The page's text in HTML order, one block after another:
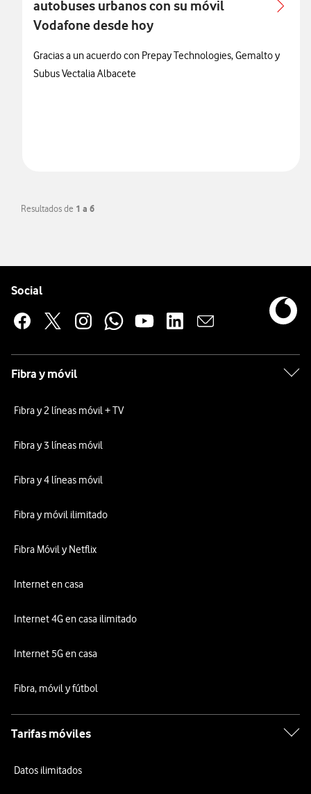
autobuses urbanos con su móvil
Vodafone desde hoy
Gracias a un acuerdo con Prepay Technologies, Gemalto y
Subus Vectalia Albacete
Resultados de 1 a 6
Social
Fibra y móvil
Fibra y 2 líneas móvil + TV
Fibra y 3 líneas móvil
Fibra y 4 líneas móvil
Fibra y móvil ilimitado
Fibra Móvil y Netflix
Internet en casa
Internet 4G en casa ilimitado
Internet 5G en casa
Fibra, móvil y fútbol
Tarifas móviles
Datos ilimitados